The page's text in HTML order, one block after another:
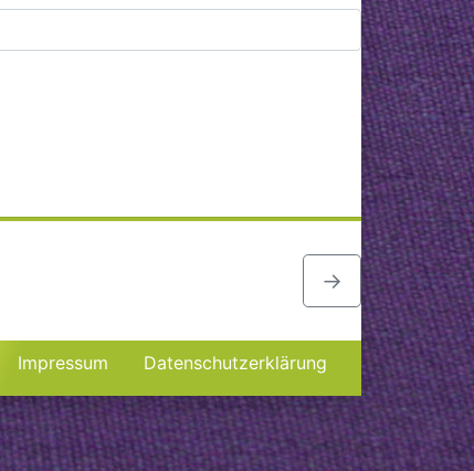
→
Impressum Datenschutzerklärung